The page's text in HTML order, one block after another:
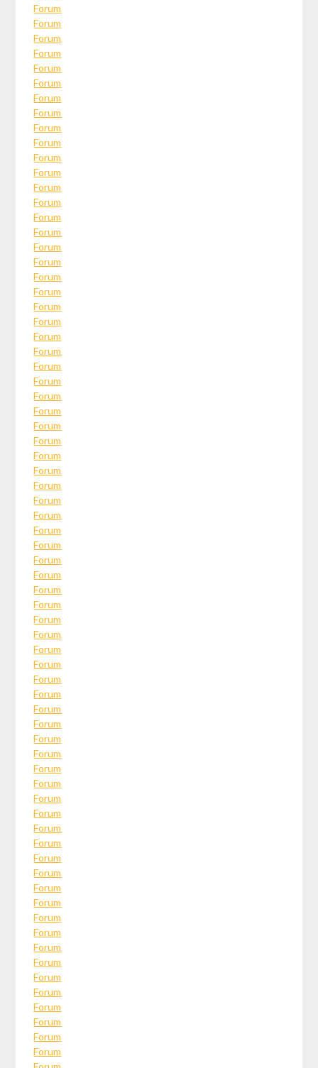
Forum
Forum
Forum
Forum
Forum
Forum
Forum
Forum
Forum
Forum
Forum
Forum
Forum
Forum
Forum
Forum
Forum
Forum
Forum
Forum
Forum
Forum
Forum
Forum
Forum
Forum
Forum
Forum
Forum
Forum
Forum
Forum
Forum
Forum
Forum
Forum
Forum
Forum
Forum
Forum
Forum
Forum
Forum
Forum
Forum
Forum
Forum
Forum
Forum
Forum
Forum
Forum
Forum
Forum
Forum
Forum
Forum
Forum
Forum
Forum
Forum
Forum
Forum
Forum
Forum
Forum
Forum
Forum
Forum
Forum
Forum